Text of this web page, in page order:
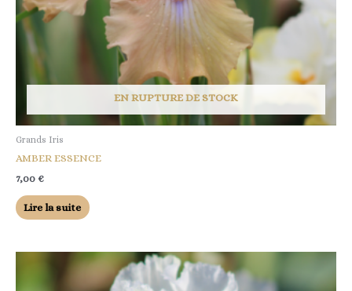
EN RUPTURE DE STOCK
Grands Iris
AMBER ESSENCE
7,00 €
Lire la suite